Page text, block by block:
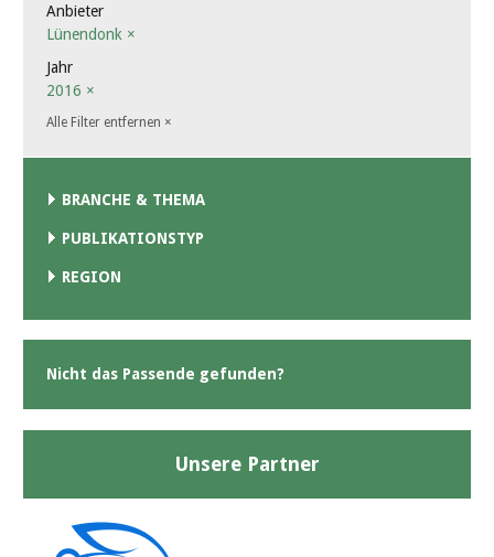
Anbieter
Lünendonk ×
Jahr
2016 ×
Alle Filter entfernen ×
BRANCHE & THEMA
PUBLIKATIONSTYP
REGION
Nicht das Passende gefunden?
Unsere Partner